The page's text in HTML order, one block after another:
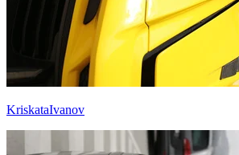
KriskataIvanov